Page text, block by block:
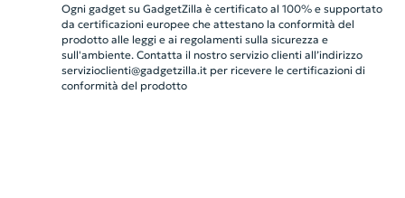
Ogni gadget su GadgetZilla è certificato al 100% e supportato
da certificazioni europee che attestano la conformità del
prodotto alle leggi e ai regolamenti sulla sicurezza e
sull'ambiente. Contatta il nostro servizio clienti all’indirizzo
servizioclienti@gadgetzilla.itper ricevere le certificazioni di
conformità del prodotto